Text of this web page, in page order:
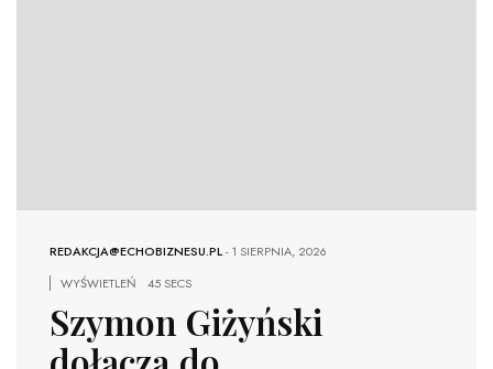
REDAKCJA@ECHOBIZNESU.PL-1 SIERPNIA, 2026
WYŚWIETLEŃ
45 SECS
Szymon Giżyński